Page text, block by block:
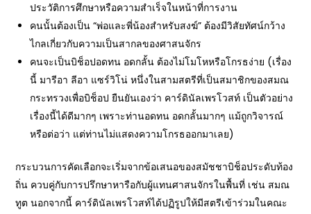
ประวัติการศึกษาหรือความสำเร็จในหน้าที่การงาน
คนนั้นต้องเป็น “พ่อและพี่น้องสำหรับสงฆ์” ต้องมีวิสัยทัศน์กว้าง
ไกลเกี่ยวกับความเป็นสากลของศาสนจักร
คนจะเป็นบิช็อปอดทน อดกลั้น ต้องไม่โมโหหรือโกรธง่าย (เรื่อง
นี้ มารีอา ลีอา แซร์วิโน่ หนึ่งในสามสตรีที่เป็นสมาชิกของสมณ
กระทรวงเพื่อบิช็อป ยืนยันเองว่า คาร์ดินัลเพรโวสท์ เป็นตัวอย่าง
เรื่องนี้ได้ดีมากๆ เพราะท่านอดทน อดกลั้นมากๆ แม้ถูกวิจารณ์
หรือต่อว่า แต่ท่านไม่แสดงความโกรธออกมาเลย)
กระบวนการคัดเลือกจะเริ่มจากข้อเสนอของสมัชชาบิช็อประดับท้อง
ถิ่น ควบคู่กับการปรึกษาหารือกับผู้แทนศาสนจักรในพื้นที่ เช่น สมณ
ทูต นอกจากนี้ คาร์ดินัลเพรโวสท์ได้ปฏิรูปให้มีสตรีเข้าร่วมในคณะ